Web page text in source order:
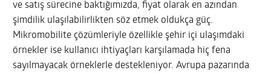
ve satış sürecine baktığımızda, fiyat olarak en azından
şimdilik ulaşılabilirlikten söz etmek oldukça güç.
Mikromobilite çözümleriyle özellikle şehir içi ulaşımdaki
örnekler ise kullanıcı ihtiyaçları karşılamada hiç fena
sayılmayacak örneklerle destekleniyor. Avrupa pazarında